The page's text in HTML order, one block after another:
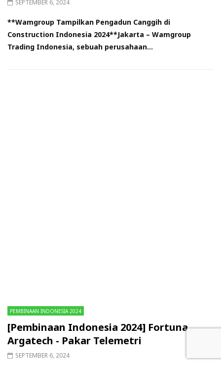
SEPTEMBER 6, 2024
**Wamgroup Tampilkan Pengadun Canggih di
Construction Indonesia 2024**Jakarta – Wamgroup
Trading Indonesia, sebuah perusahaan...
PEMBINAAN INDONESIA 2024
[Pembinaan Indonesia 2024] Fortuna
Argatech - Pakar Telemetri
SEPTEMBER 6, 2024